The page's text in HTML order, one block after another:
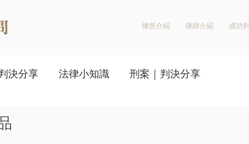
律所介紹 律師介紹 成功
決分享 法律小知識 刑案｜判決分享